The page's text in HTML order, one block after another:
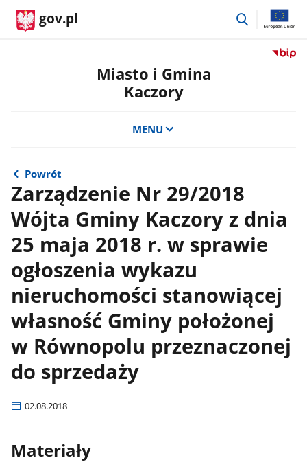
gov.pl
przejdź
Przejdź
Miasto i Gmina
Kaczory
MENU
Powrót
Zarządzenie Nr 29/2018
Wójta Gminy Kaczory z dnia
25 maja 2018 r. w sprawie
ogłoszenia wykazu
nieruchomości stanowiącej
własność Gminy położonej
w Równopolu przeznaczonej
do sprzedaży
02.08.2018
Materiały